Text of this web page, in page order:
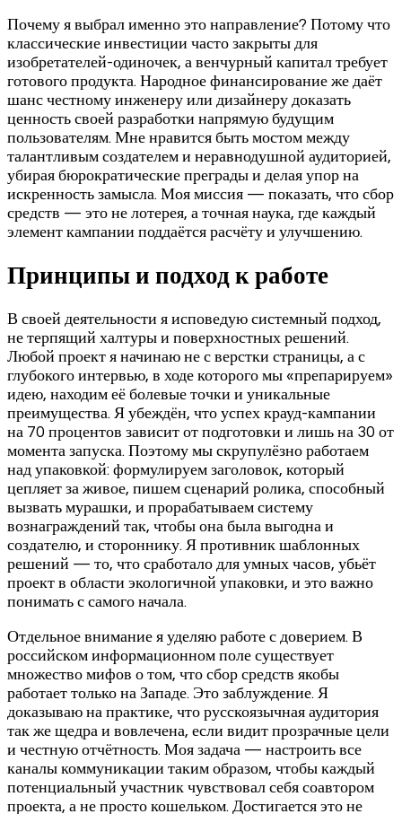
Почему я выбрал именно это направление? Потому что
классические инвестиции часто закрыты для
изобретателей-одиночек, а венчурный капитал требует
готового продукта. Народное финансирование же даёт
шанс честному инженеру или дизайнеру доказать
ценность своей разработки напрямую будущим
пользователям. Мне нравится быть мостом между
талантливым создателем и неравнодушной аудиторией,
убирая бюрократические преграды и делая упор на
искренность замысла. Моя миссия — показать, что сбор
средств — это не лотерея, а точная наука, где каждый
элемент кампании поддаётся расчёту и улучшению.
Принципы и подход к работе
В своей деятельности я исповедую системный подход,
не терпящий халтуры и поверхностных решений.
Любой проект я начинаю не с верстки страницы, а с
глубокого интервью, в ходе которого мы «препарируем»
идею, находим её болевые точки и уникальные
преимущества. Я убеждён, что успех крауд-кампании
на 70 процентов зависит от подготовки и лишь на 30 от
момента запуска. Поэтому мы скрупулёзно работаем
над упаковкой: формулируем заголовок, который
цепляет за живое, пишем сценарий ролика, способный
вызвать мурашки, и прорабатываем систему
вознаграждений так, чтобы она была выгодна и
создателю, и стороннику. Я противник шаблонных
решений — то, что сработало для умных часов, убьёт
проект в области экологичной упаковки, и это важно
понимать с самого начала.
Отдельное внимание я уделяю работе с доверием. В
российском информационном поле существует
множество мифов о том, что сбор средств якобы
работает только на Западе. Это заблуждение. Я
доказываю на практике, что русскоязычная аудитория
так же щедра и вовлечена, если видит прозрачные цели
и честную отчётность. Моя задача — настроить все
каналы коммуникации таким образом, чтобы каждый
потенциальный участник чувствовал себя соавтором
проекта, а не просто кошельком. Достигается это не